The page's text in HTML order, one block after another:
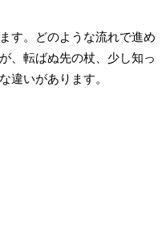
す。どのような流れで進め
、転ばぬ先の杖、少し知っ
違いがあります。